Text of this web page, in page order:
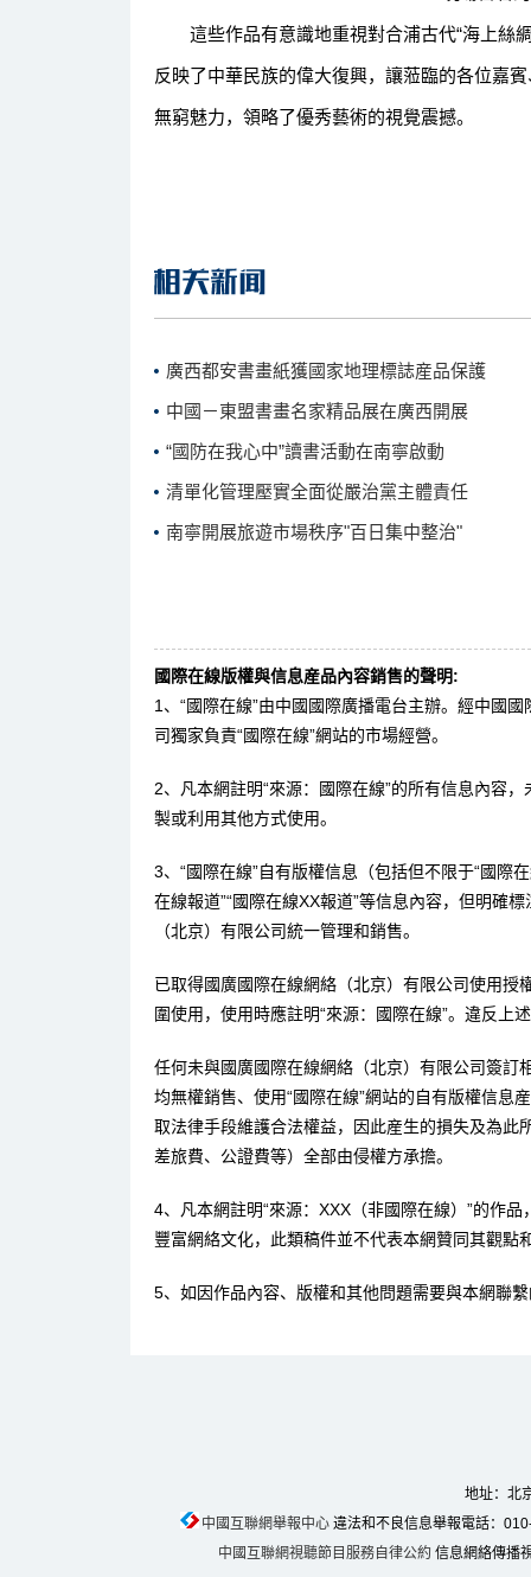
這些作品有意識地重視對合浦古代“海上絲
反映了中華民族的偉大復興，讓蒞臨的各位嘉
無窮魅力，領略了優秀藝術的視覺震撼。
廣西都安書畫紙獲國家地理標誌産品保護
中國－東盟書畫名家精品展在廣西開展
“國防在我心中”讀書活動在南寧啟動
清單化管理壓實全面從嚴治黨主體責任
南寧開展旅遊市場秩序"百日集中整治"
國際在線版權與信息産品內容銷售的聲明:
1、“國際在線”由中國國際廣播電台主辦。經中國
司獨家負責“國際在線”網站的市場經營。
2、凡本網註明“來源：國際在線”的所有信息內容
製或利用其他方式使用。
3、“國際在線”自有版權信息（包括但不限于“國際
在線報道”“國際在線XX報道”等信息內容，但明確
（北京）有限公司統一管理和銷售。
已取得國廣國際在線網絡（北京）有限公司使用
圍使用，使用時應註明“來源：國際在線”。違反上
任何未與國廣國際在線網絡（北京）有限公司簽訂
均無權銷售、使用“國際在線”網站的自有版權信息
取法律手段維護合法權益，因此産生的損失及為此
差旅費、公證費等）全部由侵權方承擔。
4、凡本網註明“來源：XXX（非國際在線）”的作
豐富網絡文化，此類稿件並不代表本網贊同其觀點
5、如因作品內容、版權和其他問題需要與本網聯
地址：北
中國互聯網舉報中心違法和不良信息舉報電話：
中國互聯網視聽節目服務自律公約 信息網絡傳播